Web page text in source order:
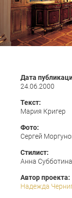
Дата
24.06.2000
Текст:
Мария Кригер
Фото:
Сергей
Стилист:
Анна Субботина
Автор проекта:
Надежда